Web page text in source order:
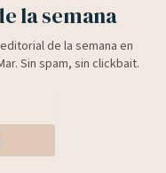
la semana
de la semana en
Sin spam, sin clickbait.